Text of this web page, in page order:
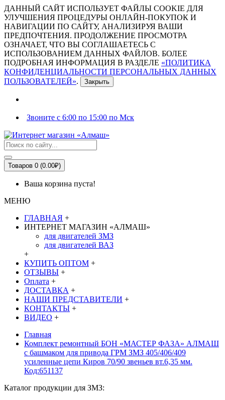
ДАННЫЙ САЙТ ИСПОЛЬЗУЕТ ФАЙЛЫ COOKIE ДЛЯ
УЛУЧШЕНИЯ ПРОЦЕДУРЫ ОНЛАЙН-ПОКУПОК И
НАВИГАЦИИ ПО САЙТУ, АНАЛИЗИРУЯ ВАШИ
ПРЕДПОЧТЕНИЯ. ПРОДОЛЖЕНИЕ ПРОСМОТРА
ОЗНАЧАЕТ, ЧТО ВЫ СОГЛАШАЕТЕСЬ С
ИСПОЛЬЗОВАНИЕМ ДАННЫХ ФАЙЛОВ. БОЛЕЕ
ПОДРОБНАЯ ИНФОРМАЦИЯ В РАЗДЕЛЕ «ПОЛИТИКА
КОНФИДЕНЦИАЛЬНОСТИ ПЕРСОНАЛЬНЫХ ДАННЫХ
ПОЛЬЗОВАТЕЛЕЙ». Закрыть
Звоните с 6:00 по 15:00 по Мск
Товаров 0 (0.00₽)
Ваша корзина пуста!
МЕНЮ
ГЛАВНАЯ +
ИНТЕРНЕТ МАГАЗИН «АЛМАШ»
для двигателей ЗМЗ
для двигателей ВАЗ
+
КУПИТЬ ОПТОМ +
ОТЗЫВЫ +
Оплата +
ДОСТАВКА +
НАШИ ПРЕДСТАВИТЕЛИ +
КОНТАКТЫ +
ВИДЕО +
Главная
Комплект ремонтный БОН «МАСТЕР ФАЗА» АЛМАШ
с башмаком для привода ГРМ ЗМЗ 405/406/409
усиленные цепи Киров 70/90 звеньев вт.6,35 мм.
Код:651137
Каталог продукции для ЗМЗ: